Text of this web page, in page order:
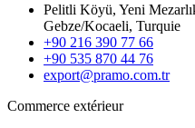
Pelitli Köyü, Yeni
Gebze/Kocaeli, Turquie
+90 216 390 77 66
+90 535 870 44 76
export@pramo.com.tr
Commerce extérieur